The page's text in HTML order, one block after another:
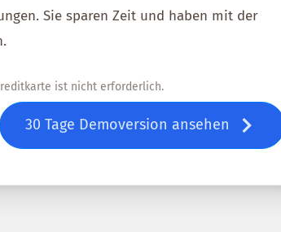
Sie sparen Zeit und haben mit der
ist nicht erforderlich.
30 Tage Demoversion ansehen